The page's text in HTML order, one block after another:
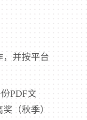
，并按平台
PDF文
（秋季）